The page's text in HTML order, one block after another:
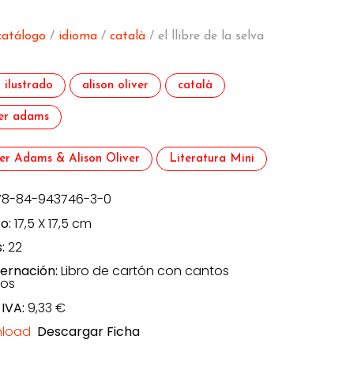
/ idioma /català / el llibre de la selva
ilustrado alison oliver català
adams
Adams & Alison Oliver Literatura Mini
84-943746-3-0
17,5 X 17,5 cm
22
Libro de cartón con cantos
IVA:9,33 €
Descargar Ficha